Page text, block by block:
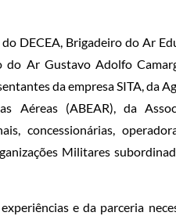
DECEA, Brigadeiro do Ar
do Ar Gustavo Adolfo
da empresa SITA, da
Aéreas (ABEAR), da
concessionárias,
Militares
e da parceria